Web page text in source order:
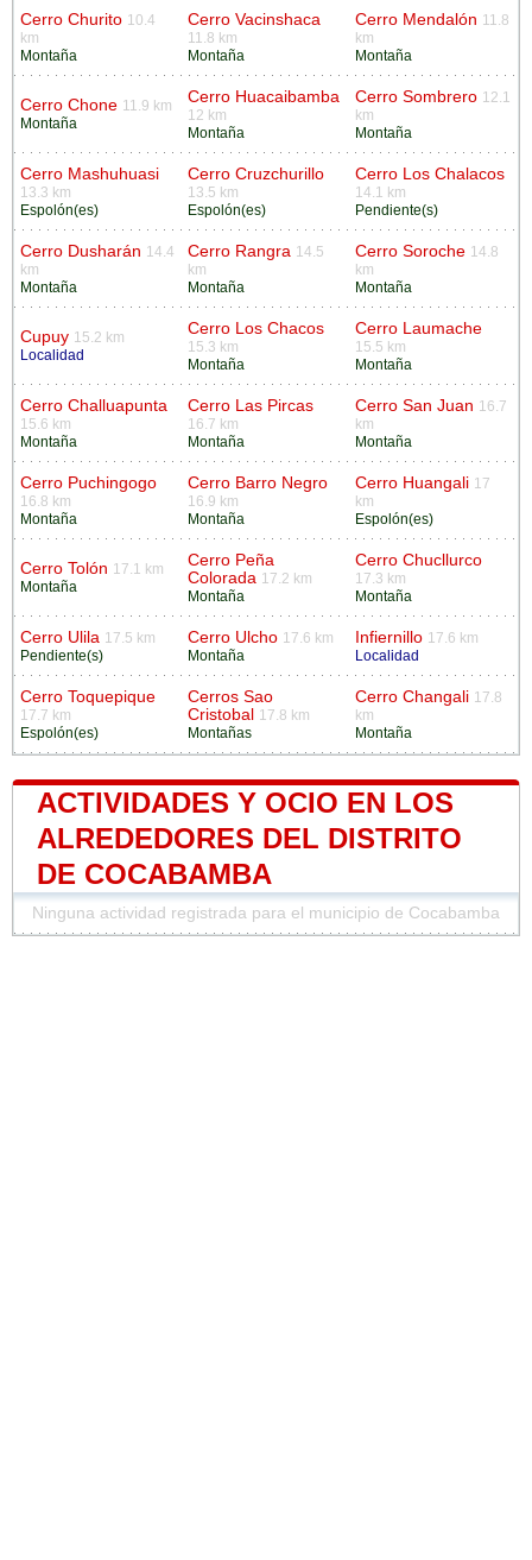
Cerro Churito 10.4
km
Montaña
Cerro Vacinshaca
11.8 km
Montaña
Cerro Mendalón 11.8
km
Montaña
Cerro Chone 11.9 km
Montaña
Cerro Huacaibamba
12 km
Montaña
Cerro Sombrero 12.1
km
Montaña
Cerro Mashuhuasi
13.3 km
Espolón(es)
Cerro Cruzchurillo
13.5 km
Espolón(es)
Cerro Los Chalacos
14.1 km
Pendiente(s)
Cerro Dusharán 14.4
km
Montaña
Cerro Rangra 14.5
km
Montaña
Cerro Soroche 14.8
km
Montaña
Cupuy 15.2 km
Localidad
Cerro Los Chacos
15.3 km
Montaña
Cerro Laumache
15.5 km
Montaña
Cerro Challuapunta
15.6 km
Montaña
Cerro Las Pircas
16.7 km
Montaña
Cerro San Juan 16.7
km
Montaña
Cerro Puchingogo
16.8 km
Montaña
Cerro Barro Negro
16.9 km
Montaña
Cerro Huangali 17
km
Espolón(es)
Cerro Tolón 17.1 km
Montaña
Cerro Peña
Colorada 17.2 km
Montaña
Cerro Chucllurco
17.3 km
Montaña
Cerro Ulila 17.5 km
Pendiente(s)
Cerro Ulcho 17.6 km
Montaña
Infiernillo 17.6 km
Localidad
Cerro Toquepique
17.7 km
Espolón(es)
Cerros Sao
Cristobal
17.8 km
Montañas
Cerro Changali 17.8
km
Montaña
ACTIVIDADES Y OCIO EN LOS
ALREDEDORES DEL DISTRITO
DE COCABAMBA
Ninguna actividad registrada para el municipio de Cocabamba